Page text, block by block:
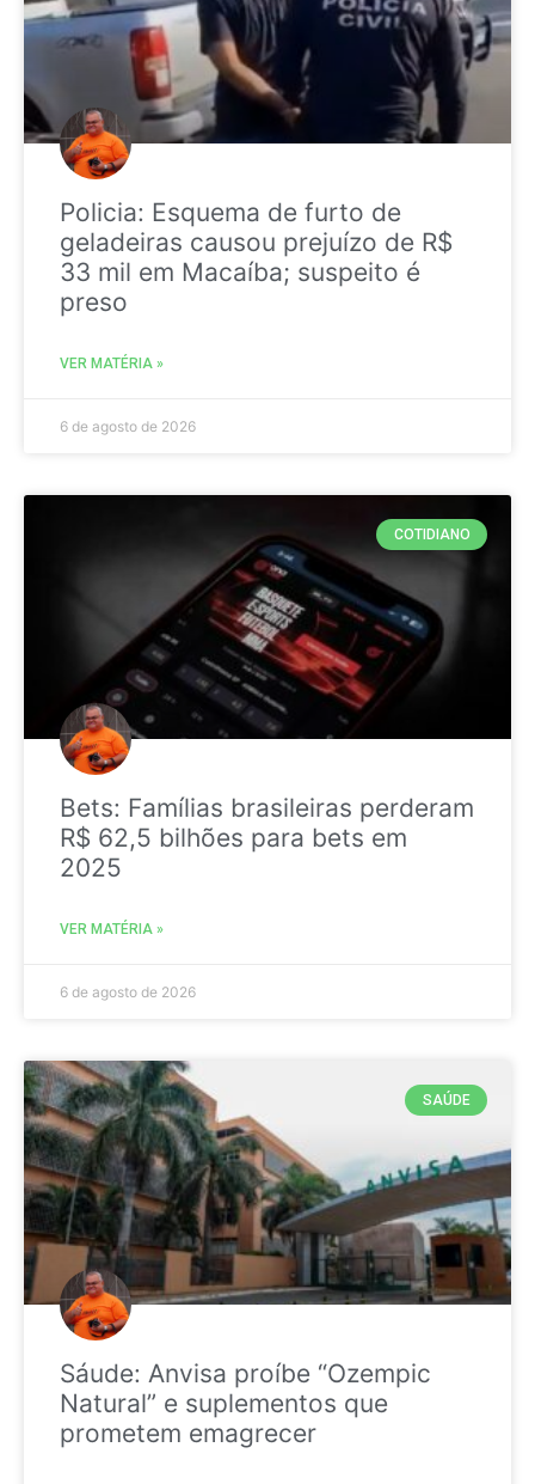
Policia: Esquema de furto de
geladeiras causou prejuízo de R$
33 mil em Macaíba; suspeito é
preso
VER MATÉRIA »
6 de agosto de 2026
COTIDIANO
Bets: Famílias brasileiras perderam
R$ 62,5 bilhões para bets em
2025
VER MATÉRIA »
6 de agosto de 2026
SAÚDE
Sáude: Anvisa proíbe “Ozempic
Natural” e suplementos que
prometem emagrecer